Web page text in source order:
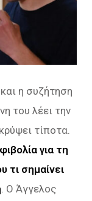
η συζήτηση
του λέει την
τίποτα.
για τη
τι σημαίνει
. Ο Άγγελος